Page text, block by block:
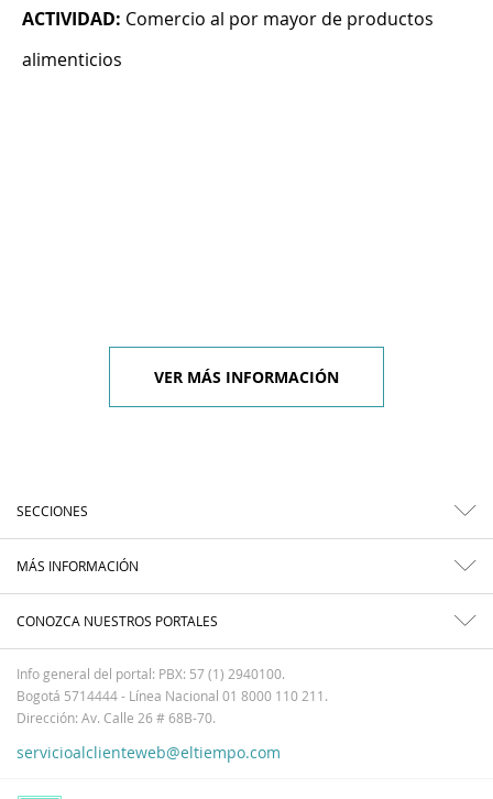
ACTIVIDAD: Comercio al por mayor de productos
alimenticios
VER MÁS INFORMACIÓN
SECCIONES
MÁS INFORMACIÓN
CONOZCA NUESTROS PORTALES
Info general del portal: PBX: 57 (1) 2940100.
Bogotá 5714444 - Línea Nacional 01 8000 110 211.
Dirección: Av. Calle 26 # 68B-70.
servicioalclienteweb@eltiempo.com